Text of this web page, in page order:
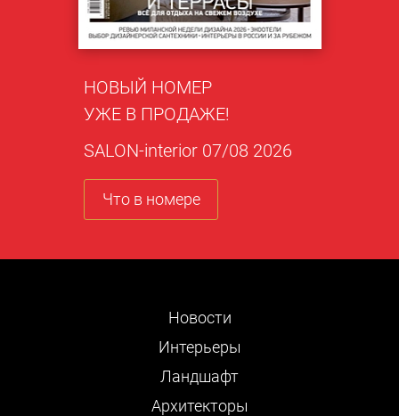
НОВЫЙ НОМЕР
УЖЕ В ПРОДАЖЕ!
SALON-interior 07/08 2026
Что в номере
Новости
Интерьеры
Ландшафт
Архитекторы